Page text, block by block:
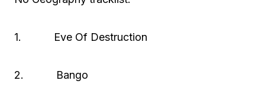
1. Eve Of Destruction
2. Bango